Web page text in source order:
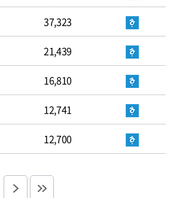
37,323
21,439
16,810
12,741
12,700